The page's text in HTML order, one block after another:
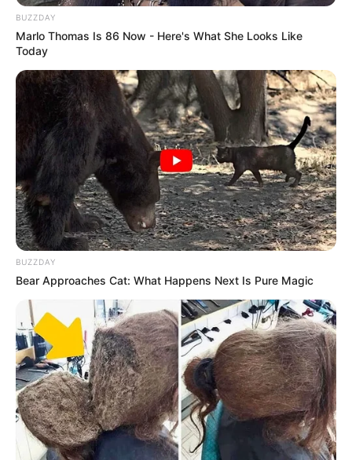
Padan Rok Wrap untuk
Memakai Syal untuk
Tampil Imut dengan 10
Ide Padu Padan Rok
Ruffle yang Kekinian Abis
7 Selebgram Ini Punya
Style Outfit Lebaran yang
Asyik, Hype dan Beda dari
yang Lain
BUZZDAY
Marlo Thomas Is 86 Now - Here's What She Looks Like
Today
BUZZDAY
Bear Approaches Cat: What Happens Next Is Pure Magic